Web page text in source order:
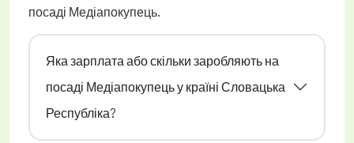
посаді Медіапокупець.
Яка зарплата або скільки заробляють на
посаді Медіапокупець у країні Словацька
Республіка?